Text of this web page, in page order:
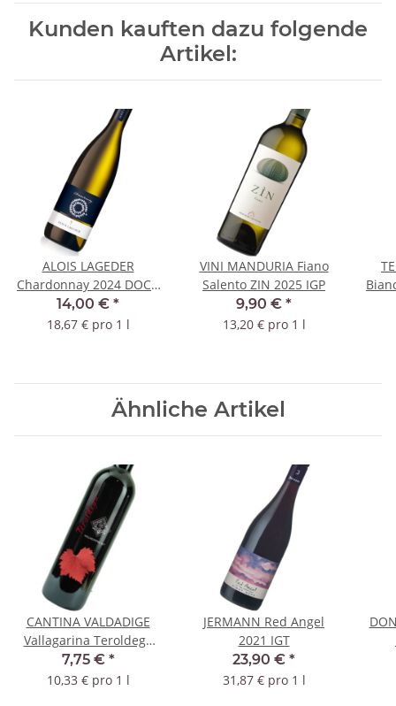
Kunden kauften dazu folgende
Artikel:
ALOIS LAGEDER
Chardonnay 2024 DOC -
BIO
14,00 € *
18,67 € pro 1 l
VINI MANDURIA Fiano
Salento ZIN 2025 IGP
9,90 € *
13,20 € pro 1 l
Ähnliche Artikel
CANTINA VALDADIGE
Vallagarina Teroldego
2021 IGT
7,75 € *
10,33 € pro 1 l
JERMANN Red Angel
2021 IGT
23,90 € *
31,87 € pro 1 l